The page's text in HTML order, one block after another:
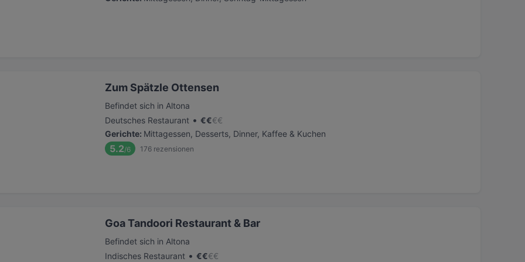
Zum Spätzle Ottensen
Befindet sich in Altona
Deutsches Restaurant • €€€€
Gerichte: Mittagessen, Desserts, Dinner, Kaffee & Kuchen
5.2/6 176 rezensionen
Goa Tandoori Restaurant & Bar
Befindet sich in Altona
Indisches Restaurant • €€€€